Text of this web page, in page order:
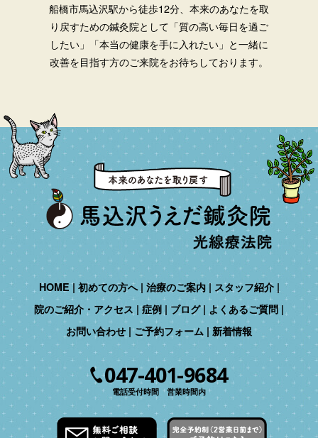
船橋市馬込沢駅から徒歩12分、本来のあなたを取
り戻すための鍼灸院として「質の高い毎日を過ご
したい」「本当の健康を手に入れたい」と一緒に
改善を目指す方のご来院をお待ちしております。
HOME 初めての方へ 治療のご案内
スタッフ紹介
院のご紹介・アクセス
症例 ブログ
よくあるご質問
お問い合わせ ご予約フォーム 新着情報
047-401-9684
電話受付時間 営業時間内